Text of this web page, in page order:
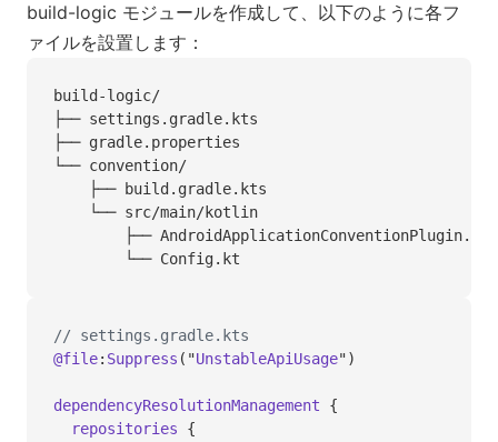
build-logic モジュールを作成して、以下のように各フ
ァイルを設置します：
build-logic/
├── settings.gradle.kts
├── gradle.properties
└── convention/
    ├── build.gradle.kts
    └── src/main/kotlin
        ├── AndroidApplicationConventionPlugin.kt
        └── Config.kt
// settings.gradle.kts
@file: Suppress ("UnstableApiUsage")
dependencyResolutionManagement {
  repositories
{